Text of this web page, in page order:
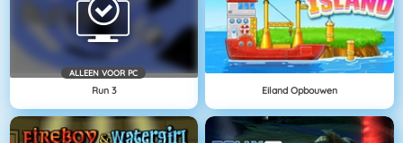
ALLEEN VOOR PC
Run 3 Eiland Opbouwen